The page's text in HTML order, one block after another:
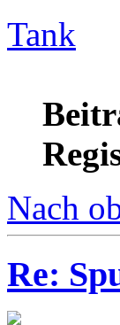
Tank
Nach
Re: